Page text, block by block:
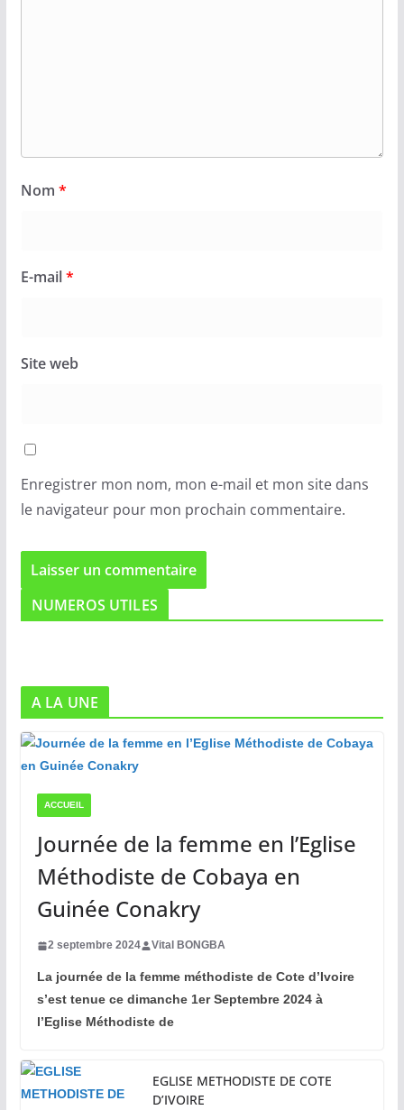
Nom *
E-mail*
Site web
Enregistrer mon nom, mon e-mail et mon site dans
le navigateur pour mon prochain commentaire.
NUMEROS UTILES
A LA UNE
ACCUEIL
Journée de la femme en l’Eglise
Méthodiste de Cobaya en
Guinée Conakry
2 septembre 2024 Vital BONGBA
La journée de la femme méthodiste de Cote d’Ivoire
s’est tenue ce dimanche 1er Septembre 2024 à
l’Eglise Méthodiste de
EGLISE METHODISTE DE COTE
D’IVOIRE